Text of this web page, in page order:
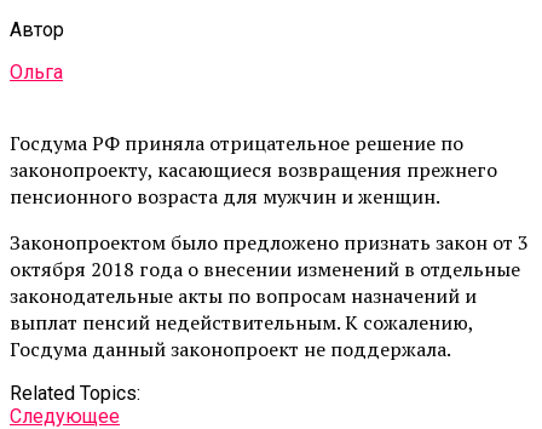
Автор
Ольга
Госдума РФ приняла отрицательное решение по
законопроекту, касающиеся возвращения прежнего
пенсионного возраста для мужчин и женщин.
Законопроектом было предложено признать закон от 3
октября 2018 года о внесении изменений в отдельные
законодательные акты по вопросам назначений и
выплат пенсий недействительным. К сожалению,
Госдума данный законопроект не поддержала.
Related Topics:
Cледующее